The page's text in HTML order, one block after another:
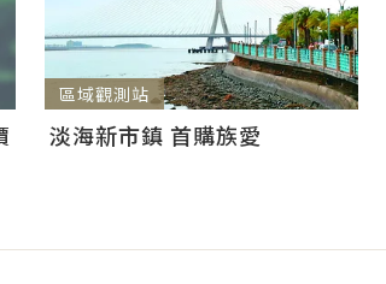
區域觀測站
淡海新市鎮 首購族愛